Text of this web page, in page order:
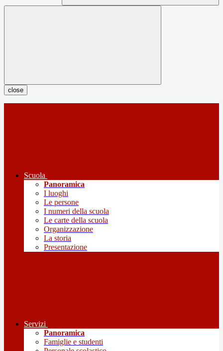
close
Scuola
Panoramica
I luoghi
Le persone
I numeri della scuola
Le carte della scuola
Organizzazione
La storia
Presentazione
Servizi
Panoramica
Famiglie e studenti